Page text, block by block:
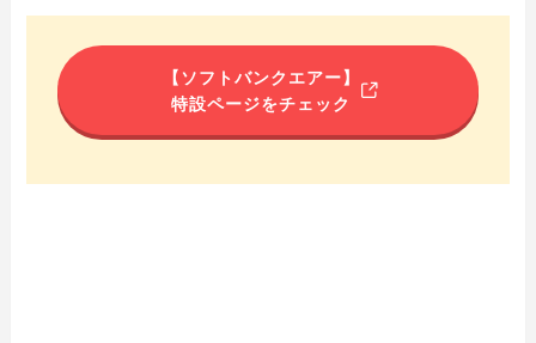
【ソフトバンクエアー】
特設ページをチェック